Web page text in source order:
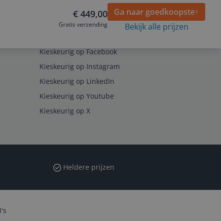
€ 449,00
Gratis verzending
Ga naar goedkoopste
Bekijk alle prijzen
Kieskeurig op Facebook
Kieskeurig op Instagram
Kieskeurig op LinkedIn
Kieskeurig op Youtube
Kieskeurig op X
Heldere prijzen